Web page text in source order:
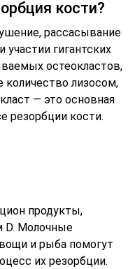
кости?
рассасывание
участии гигантских
остеокластов,
лизосом,
— это основная
резорбции кости.
продукты,
D. Молочные
и рыба помогут
их резорбции.